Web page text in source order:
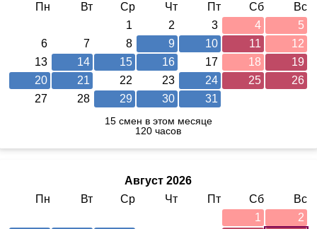
Пн
Вт Ср Чт Пт Сб
Вс
1
2 3 4
5
6
7 8 9 10 11
12
13
14 15 16 17 18
19
20
21 22 23 24 25
26
27
28 29 30 31
15 смен в этом месяце
120 часов
Август 2026
Пн
Вт Ср Чт Пт Сб
Вс
1
2